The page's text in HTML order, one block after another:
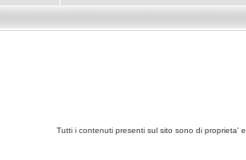
Tutti i contenuti presenti sul sito sono di proprieta'